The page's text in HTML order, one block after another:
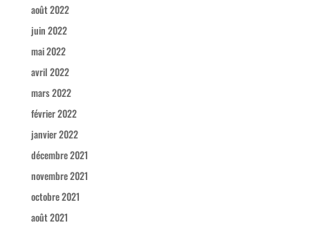
août 2022
juin 2022
mai 2022
avril 2022
mars 2022
février 2022
janvier 2022
décembre 2021
novembre 2021
octobre 2021
août 2021